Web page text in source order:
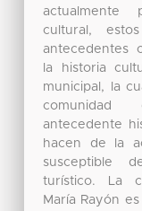
actualmente
cultural,
antecedentes
la historia
municipal, la
antecedente
hacen de la
susceptible
turístico. La
María Rayón